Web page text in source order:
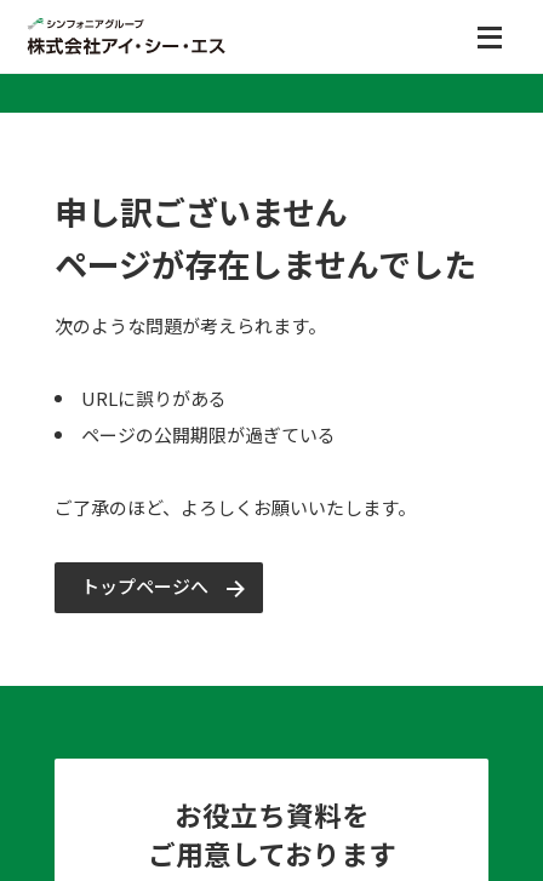
申し訳ございません
ページが存在しませんでした
次のような問題が考えられます。
URLに誤りがある
ページの公開期限が過ぎている
ご了承のほど、よろしくお願いいたします。
トップページへ
お役立ち資料を
ご用意しております